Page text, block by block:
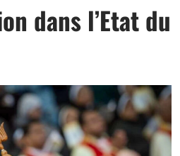
dans l’Etat du